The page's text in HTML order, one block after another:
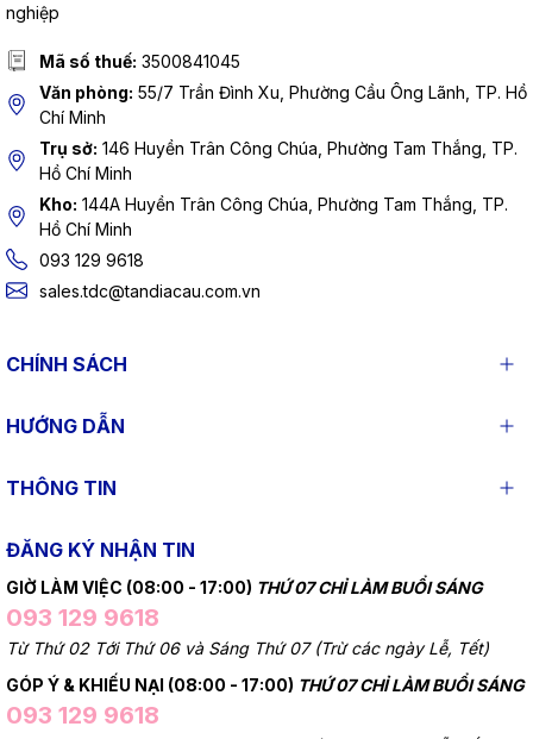
nghiệp
Mã số thuế: 3500841045
Văn phòng: 55/7 Trần Đình Xu, Phường Cầu Ông Lãnh, TP. Hồ
Chí Minh
Trụ sở: 146 Huyền Trân Công Chúa, Phường Tam Thắng, TP.
Hồ Chí Minh
Kho: 144A Huyền Trân Công Chúa, Phường Tam Thắng, TP.
Hồ Chí Minh
093 129 9618
sales.tdc@tandiacau.com.vn
CHÍNH SÁCH
HƯỚNG DẪN
THÔNG TIN
ĐĂNG KÝ NHẬN TIN
GIỜ LÀM VIỆC (08:00 - 17:00) THỨ 07 CHỈ LÀM BUỔI SÁNG
093 129 9618
Từ Thứ 02 Tới Thứ 06 và Sáng Thứ 07 (Trừ các ngày Lễ, Tết)
GÓP Ý & KHIẾU NẠI (08:00 - 17:00) THỨ 07 CHỈ LÀM BUỔI SÁNG
093 129 9618